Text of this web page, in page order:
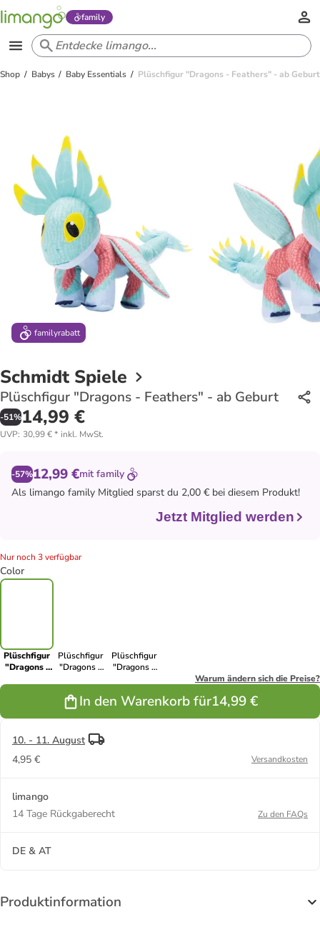
family
Shop Babys Baby Essentials Plüschfigur "Dragons - Feathers" - ab Geburt
familyrabatt
Schmidt Spiele
Plüschfigur "Dragons - Feathers" - ab Geburt
-51%14,99 €
UVP: 30,99 €* inkl. MwSt.
-57%12,99 €mit family
Als limango family Mitglied sparst du 2,00 € bei diesem Produkt!
Jetzt Mitglied werden
Nur noch 3 verfügbar
Color
Plüschfigur
"Dragons -
Plüschfigur
"Dragons -
Plüschfigur
"Dragons -
Warum ändern sich die Preise?
In den Warenkorb für14,99 €
10. - 11. August
4,95 €
Versandkosten
limango
14 Tage Rückgaberecht
Zu den FAQs
DE & AT
Produktinformation